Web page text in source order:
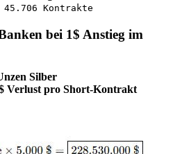
Kontrakte
bei 1$ Anstieg im
Silber
Verlust pro Short-Kontrakt